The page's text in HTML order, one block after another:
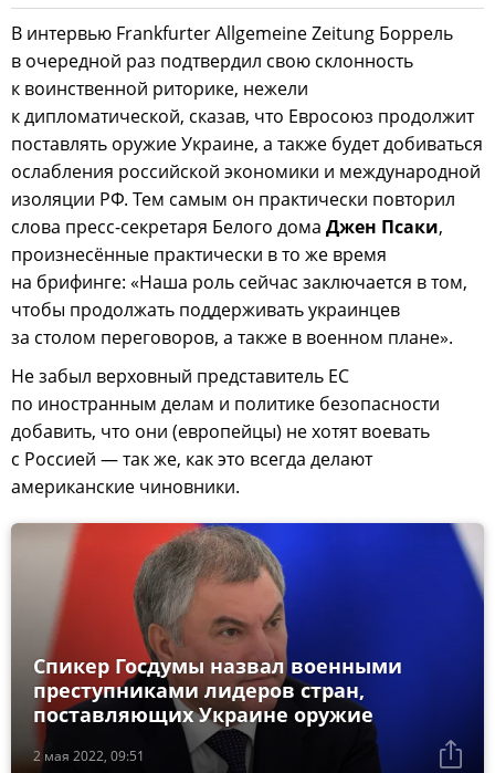
В интервью Frankfurter Allgemeine Zeitung Боррель
в очередной раз подтвердил свою склонность
к воинственной риторике, нежели
к дипломатической, сказав, что Евросоюз продолжит
поставлять оружие Украине, а также будет добиваться
ослабления российской экономики и международной
изоляции РФ. Тем самым он практически повторил
слова пресс-секретаря Белого дома Джен Псаки,
произнесённые практически в то же время
на брифинге: «Наша роль сейчас заключается в том,
чтобы продолжать поддерживать украинцев
за столом переговоров, а также в военном плане».
Не забыл верховный представитель ЕС
по иностранным делам и политике безопасности
добавить, что они (европейцы) не хотят воевать
с Россией — так же, как это всегда делают
американские чиновники.
2 мая 2022, 09:51
Спикер Госдумы назвал военными
преступниками лидеров стран,
поставляющих Украине оружие